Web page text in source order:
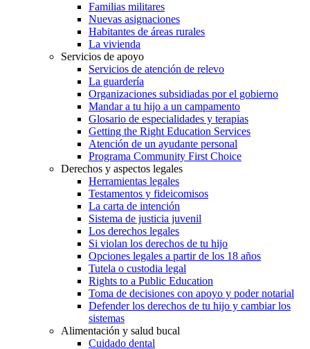
Familias militares
Nuevas asignaciones
Habitantes de áreas rurales
La vivienda
Servicios de apoyo
Servicios de atención de relevo
La guardería
Organizaciones subsidiadas por el gobierno
Mandar a tu hijo a un campamento
Glosario de especialidades y terapias
Getting the Right Education Services
Atención de un ayudante personal
Programa Community First Choice
Derechos y aspectos legales
Herramientas legales
Testamentos y fideicomisos
La carta de intención
Sistema de justicia juvenil
Los derechos legales
Si violan los derechos de tu hijo
Opciones legales a partir de los 18 años
Tutela o custodia legal
Rights to a Public Education
Toma de decisiones con apoyo y poder notarial
Defender los derechos de tu hijo y cambiar los
sistemas
Alimentación y salud bucal
Cuidado dental